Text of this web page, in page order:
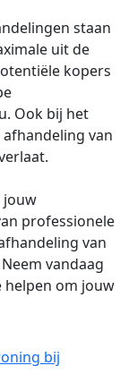
staan
uit de
kopers
Ook bij het
van
jouw
professionele
van
vandaag
helpen om jouw
bij